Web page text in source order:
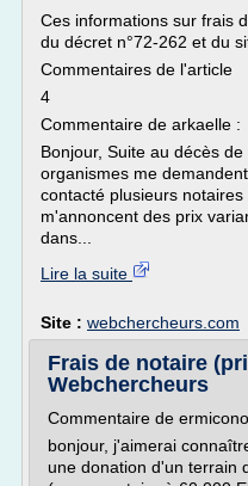
Ces informations sur frais
du décret n°72-262 et du
Commentaires de l'article
4
Commentaire de arkaelle :
Bonjour, Suite au décès
organismes me
contacté plusieurs
m'annoncent des prix
dans...
Lire la suite
Site : webchercheurs.com
Frais de notaire
Webchercheurs
Commentaire de
bonjour, j'aimerai
une donation d'un terrain